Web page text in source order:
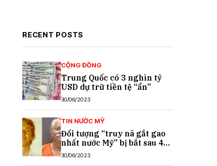
RECENT POSTS
CỘNG ĐỒNG
Trung Quốc có 3 nghìn tỷ
USD dự trữ tiền tệ “ẩn”
30/06/2023
TIN NƯỚC MỸ
Đối tượng “truy nã gắt gao
nhất nước Mỹ” bị bắt sau 40
năm trốn chạy
30/06/2023